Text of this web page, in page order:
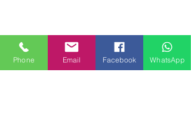
Phone Email Facebook WhatsApp